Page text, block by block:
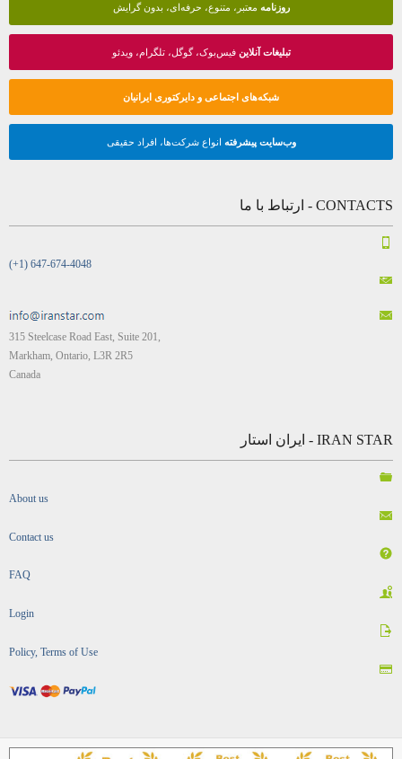
روزنامه معتبر، متنوع، حرفه‌ای، بدون گرایش
تبلیغات آنلاینفیس‌بوک، گوگل، تلگرام، ویدئو
شبکه‌های اجتماعی و دایرکتوری ایرانیان
وب‌سایت پیشرفته انواع شرکت‌ها، افراد حقیقی
CONTACTS - ارتباط با ما
(+1) 647-674-4048
315 Steelcase Road East, Suite 201,
Markham, Ontario, L3R 2R5
Canada
IRAN STAR - ایران استار
About us
Contact us
FAQ
Login
Policy, Terms of Use